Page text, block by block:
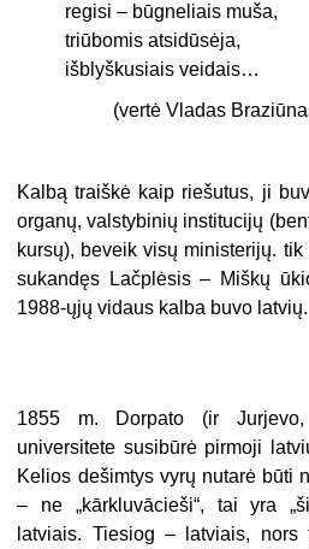
regisi – būgneliais muša,
triūbomis atsidūsėja,
išblyškusiais veidais…
(vertė Vladas
Kalbą traiškė kaip riešutus, ji
organų, valstybinių institucijų
kursų), beveik visų ministerijų.
sukandęs Lačplėsis – Miškų
1988-ųjų vidaus kalba buvo latvių.
1855 m. Dorpato (ir
universitete susibūrė pirmoji
Kelios dešimtys vyrų nutarė būti
– ne „kārkluvācieši“, tai yra
latviais. Tiesiog – latviais,